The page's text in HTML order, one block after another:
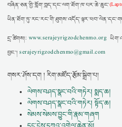
བཞིན་ཅན་གྱི་གློག་ཀླད་དང་ལག་ཐོག་ཁ་པར་ཆེ་ཆུང་
དྲ་ཚིགས།: www.serajeyrigzodchenmo.org
བྱང་།serajeyrigzodchenmo@gmail.com
གསར་ཤོས་དག ། རིག་མཛོད་རྩོམ་སྒྲིག་པ།
ལེགས་བཤད་སྣང་བའི་གཏེར། སྨད་ཆ།
ལེགས་བཤད་སྣང་བའི་གཏེར། སྟོད་ཆ།
སེམས་སེམས་བྱུང་གི་རྣམ་གཞག
དྲང་ངེས་དཀའ་འགྲེལ་ཆེན་མོ།